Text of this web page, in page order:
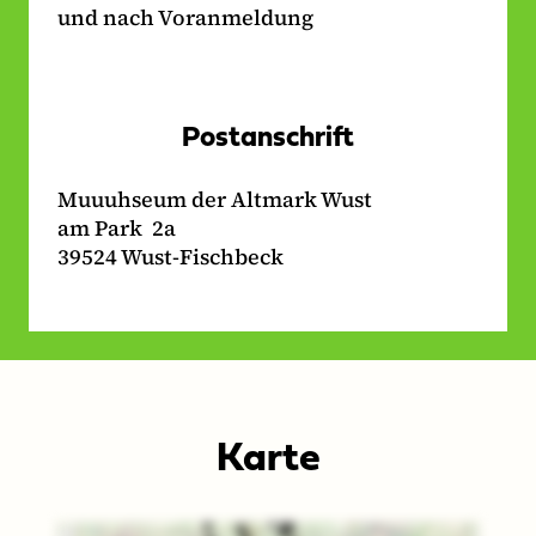
und nach Voranmeldung
Postanschrift
Muuuhseum der Altmark Wust
am Park 2a
39524 Wust-Fischbeck
Karte